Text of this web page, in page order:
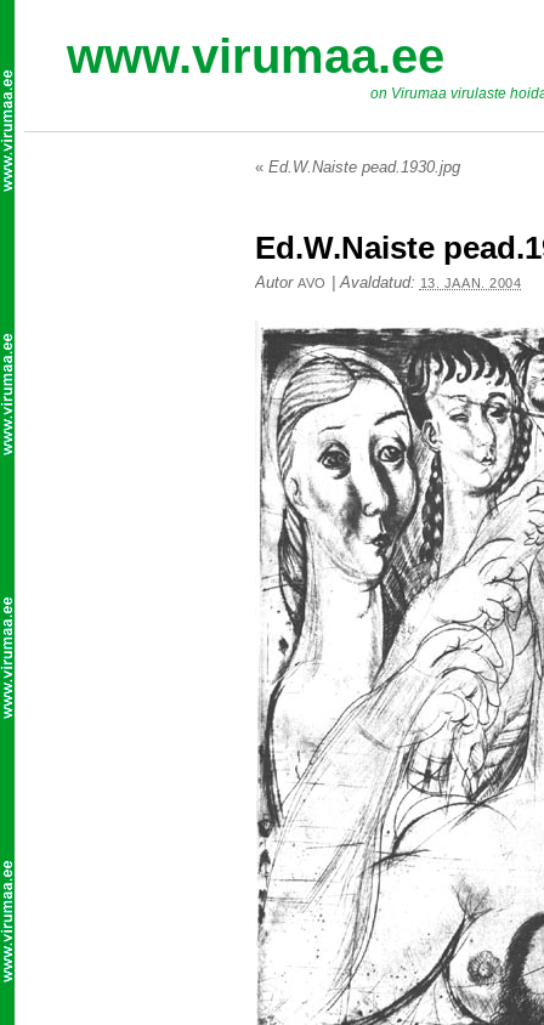
www.virumaa.ee
on Virumaa virulaste
« Ed.W.Naiste pead.1930.jpg
Ed.W.Naiste
Autor AVO |Avaldatud: 13. JAAN. 2004